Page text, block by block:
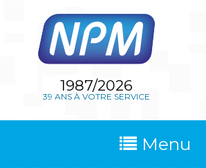
1987/2026
39 ANS À VOTRE SERVICE
Menu